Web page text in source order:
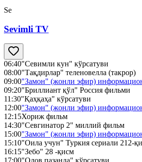
Se
Sevimli TV
06:40"Севимли кун" кўрсатуви
08:00"Тақдирлар" теленовелла (такрор)
09:00"Замон" (жонли эфир)
09:20"Бриллиант қўл" Россия фильми
11:30"Қаҳқаҳа" кўрсатуви
12:00"Замон" (жонли эфир)
12:15Хориж фильм
14:30"Севгинатор 2" миллий фильм
15:00"Замон" (жонли эфир)
15:10"Оила учун" Туркия сериали 212-
16:15"Зебо" 28 -қисм